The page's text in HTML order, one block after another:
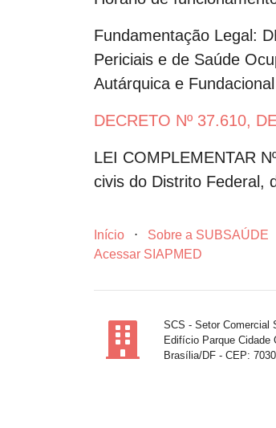
Fundamentação Legal:
Periciais e de Saúde
Autárquica e
DECRETO Nº 37.610,
LEI COMPLEMENTAR
civis do Distrito Federal,
Início ⋅ Sobre a SUBSAÚDE
Acessar SIAPMED
SCS - Setor Comercial
Edifício Parque Cidade
Brasília/DF - CEP: